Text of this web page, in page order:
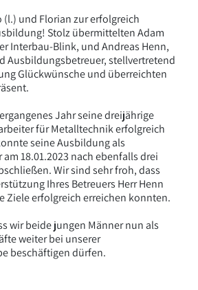
und Florian zur erfolgreich
Stolz übermittelten Adam
Interbau-Blink, und Andreas Henn,
Ausbildungsbetreuer, stellvertretend
Glückwünsche und überreichten
Jahr seine dreijährige
für Metalltechnik erfolgreich
seine Ausbildung als
18.01.2023 nach ebenfalls drei
Wir sind sehr froh, dass
Ihres Betreuers Herr Henn
Ziele erfolgreich erreichen konnten.
wir beide jungen Männer nun als
weiter bei unserer
beschäftigen dürfen.